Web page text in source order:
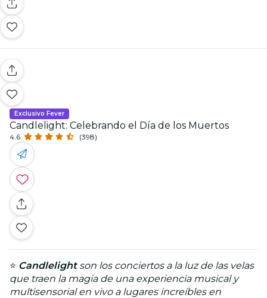
Exclusivo Fever
Candlelight: Celebrando el Día de los Muertos
4.6 (398)
⭐ Candlelightson los conciertos a la luz de las velas
que traen la magia de una experiencia musical y
multisensorial en vivo a lugares increíbles en